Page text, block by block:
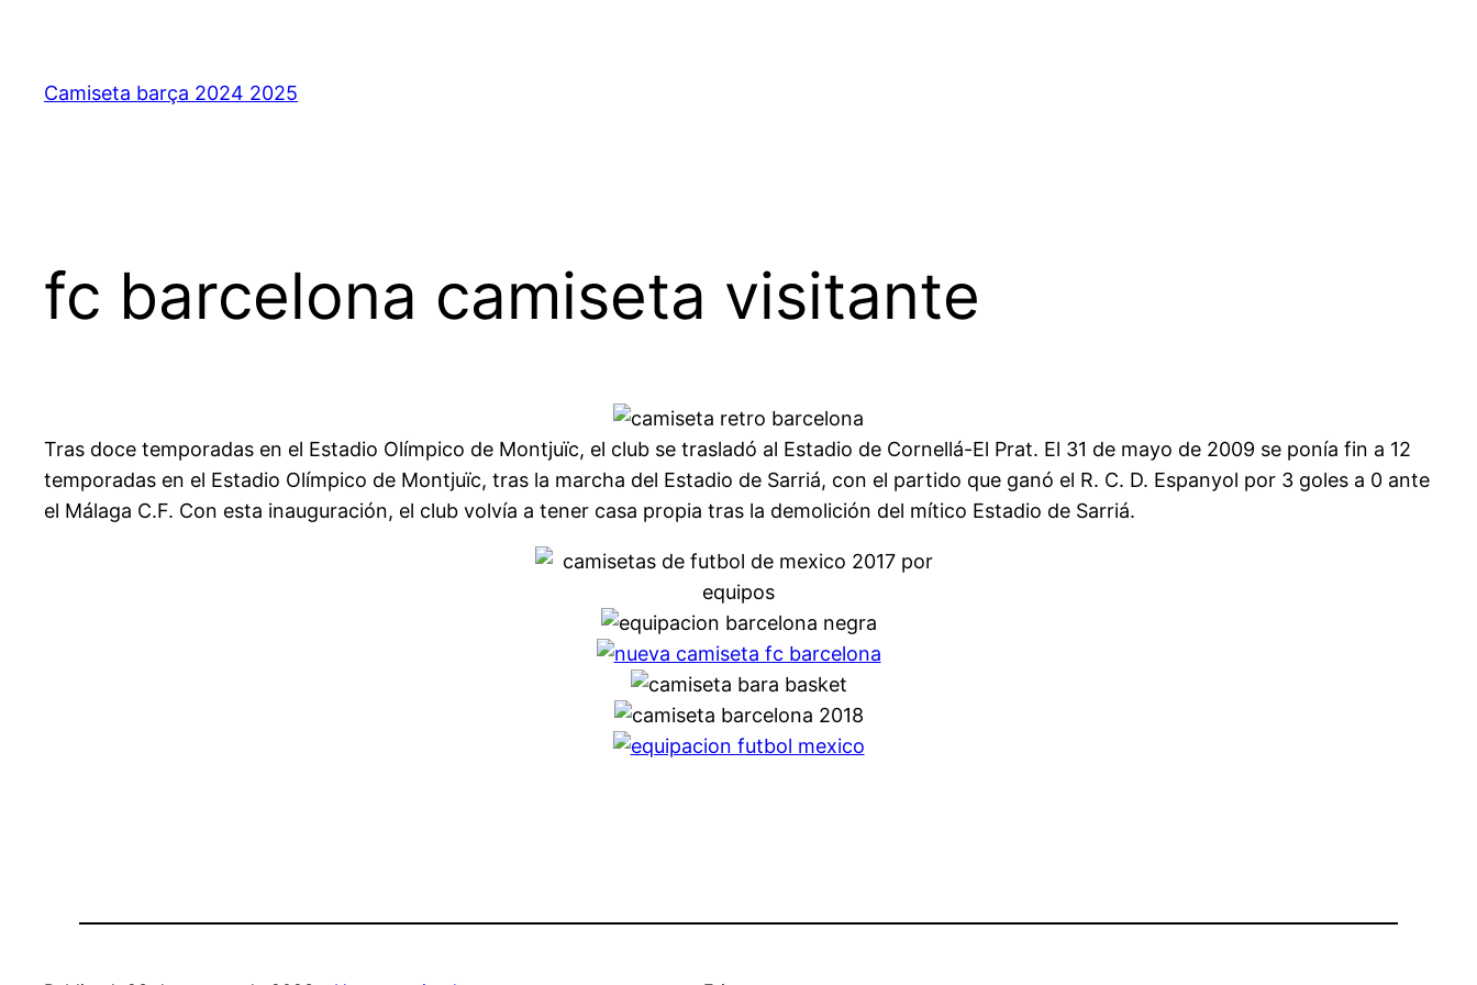
contenido
Camiseta barça 2024 2025
fc barcelona camiseta visitante
Tras doce temporadas en el Estadio Olímpico de Montjuïc, el club se trasladó al Estadio de Cornellá-El Prat. El 31 de mayo de 2009 se ponía fin a 12
temporadas en el Estadio Olímpico de Montjuïc, tras la marcha del Estadio de Sarriá, con el partido que ganó el R. C. D. Espanyol por 3 goles a 0 ante
el Málaga C.F. Con esta inauguración, el club volvía a tener casa propia tras la demolición del mítico Estadio de Sarriá.